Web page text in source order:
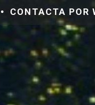
CONTACTA POR